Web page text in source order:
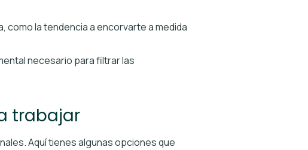
la tendencia a encorvarte a medida
necesario para filtrar las
trabajar
Aquí tienes algunas opciones que